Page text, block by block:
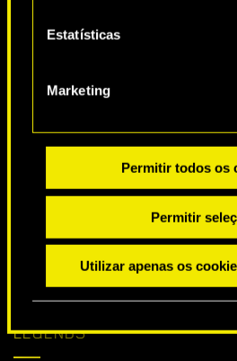
Estatísticas
Marketing
Permitir todos os
Permitir
Utilizar apenas os
CYBERPUNK
LEGENDS